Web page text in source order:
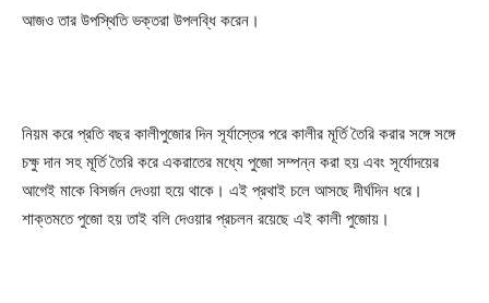
আজও তার উপস্থিতি ভক্তরা উপলব্ধি করেন।
নিয়ম করে প্রতি বছর কালীপুজোর দিন সূর্যাস্তের পরে কালীর মূর্তি তৈরি করার সঙ্গে সঙ্গে
চক্ষু দান সহ মূর্তি তৈরি করে একরাতের মধ্যে পুজো সম্পন্ন করা হয় এবং সূর্যোদয়ের
আগেই মাকে বিসর্জন দেওয়া হয়ে থাকে। এই প্রথাই চলে আসছে দীর্ঘদিন ধরে।
শাক্তমতে পুজো হয় তাই বলি দেওয়ার প্রচলন রয়েছে এই কালী পুজোয়।